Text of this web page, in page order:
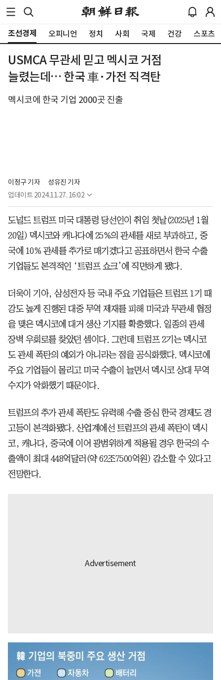
조선경제 오피니언 정치 사회 국제 건강 스포츠
USMCA 무관세 믿고 멕시코 거점
늘렸는데… 한국 車·가전 직격탄
멕시코에 한국 기업 2000곳 진출
이정구 기자
성유진 기자
업데이트 2024.11.27. 16:02
도널드 트럼프 미국 대통령 당선인이 취임 첫날(2025년 1월
20일) 멕시코와 캐나다에 25%의 관세를 새로 부과하고, 중
국에 10% 관세를 추가로 매기겠다고 공표하면서 한국 수출
기업들도 본격적인 ‘트럼프 쇼크’에 직면하게 됐다.
더욱이 기아, 삼성전자 등 국내 주요 기업들은 트럼프 1기 때
강도 높게 진행된 대중 무역 제재를 피해 미국과 무관세 협정
을 맺은 멕시코에 대거 생산 기지를 확충했다. 일종의 관세
장벽 우회로를 찾았던 셈이다. 그런데 트럼프 2기는 멕시코
도 관세 폭탄의 예외가 아니라는 점을 공식화했다. 멕시코에
주요 기업들이 몰리고 미국 수출이 늘면서 멕시코 상대 무역
수지가 악화했기 때문이다.
트럼프의 추가 관세 폭탄도 유력해 수출 중심 한국 경제도 경
고등이 본격화됐다. 산업계에선 트럼프의 관세 폭탄이 멕시
코, 캐나다, 중국에 이어 광범위하게 적용될 경우 한국의 수
출액이 최대 448억달러(약 62조7500억원) 감소할 수 있다고
전망한다.